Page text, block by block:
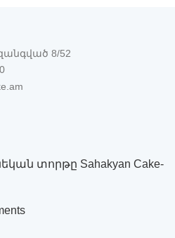
8/52
տորթը Sahakyan Cake-